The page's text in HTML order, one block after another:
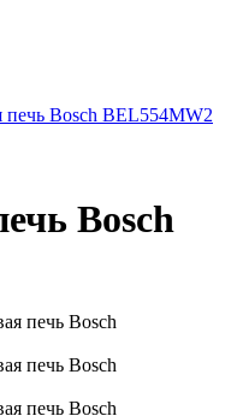
печь Bosch BEL554MW2
Bosch